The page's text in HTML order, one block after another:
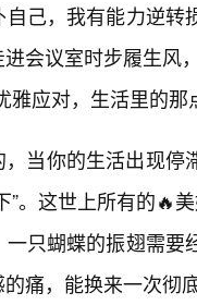
己，我有能力逆
会议室时步履生风
雅应对，生活里的
，当你的生活出现
”。这世上所有的🔥
只蝴蝶的振翅需
痛，能换来一次彻